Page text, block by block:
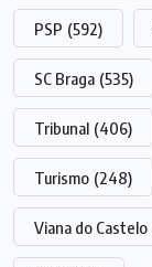
PSP (592)
SC Braga (535)
Tribunal (406)
Turismo (248)
Viana do Castelo